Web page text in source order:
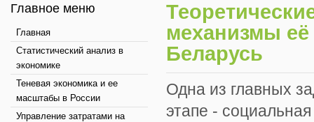
Главное меню
Главная
Статистический анализ в
экономике
Теневая экономика и ее
масштабы в России
Управление затратами на
механизмы её
Беларусь
Одна из главных
этапе -